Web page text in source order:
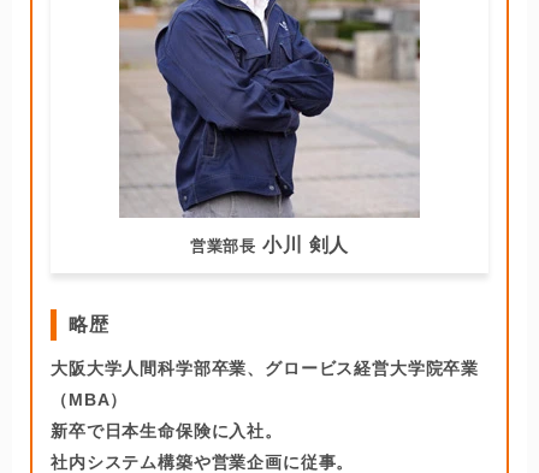
営業部長 小川 剣人
略歴
大阪大学人間科学部卒業、グロービス経営大学院卒業
（MBA）
新卒で日本生命保険に入社。
社内システム構築や営業企画に従事。